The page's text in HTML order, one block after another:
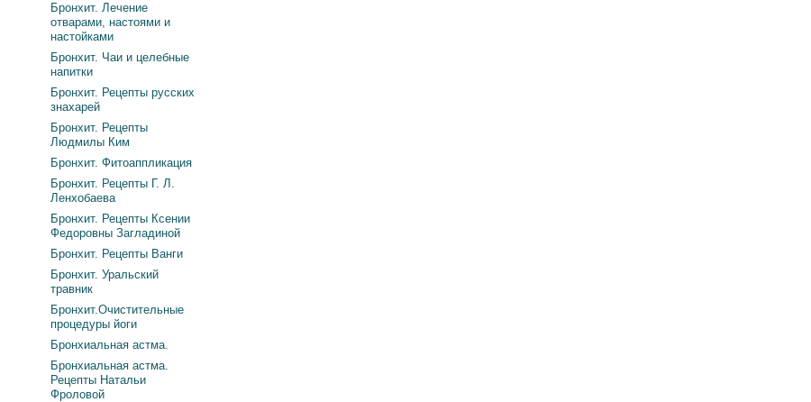
Бронхит. Лечение
отварами, настоями и
настойками
Бронхит. Чаи и целебные
напитки
Бронхит. Рецепты русских
знахарей
Бронхит. Рецепты
Людмилы Ким
Бронхит. Фитоаппликация
Бронхит. Рецепты Г. Л.
Ленхобаева
Бронхит. Рецепты Ксении
Федоровны Загладиной
Бронхит. Рецепты Ванги
Бронхит. Уральский
травник
Бронхит.Очистительные
процедуры йоги
Бронхиальная астма.
Бронхиальная астма.
Рецепты Натальи
Фроловой